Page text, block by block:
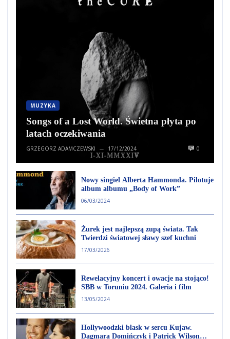
MUZYKA
Songs of a Lost World. Świetna płyta po
latach oczekiwania
GRZEGORZ ADAMCZEWSKI — 17/12/2024 0
Nowy singiel Alberta Hammonda. Pilotuje
album albumu „Body of Work”
06/03/2024
Żurek jest najlepszą zupą świata. Tak
Twierdzi światowej sławy szef kuchni
17/03/2026
Rewelacyjny koncert i owacje na stojąco!
SBB w Toruniu 2024. Galeria i film
13/05/2024
Hollywoodzki blask w sercu Kujaw.
Dagmara Domińczyk i Patrick Wilson